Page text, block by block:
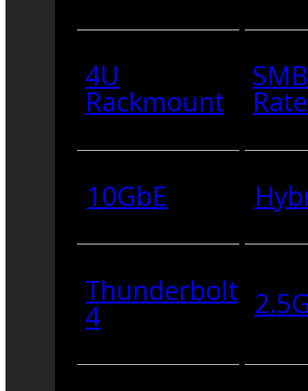
4U
Rackmount Rate
10GbE
Thunderbolt
4